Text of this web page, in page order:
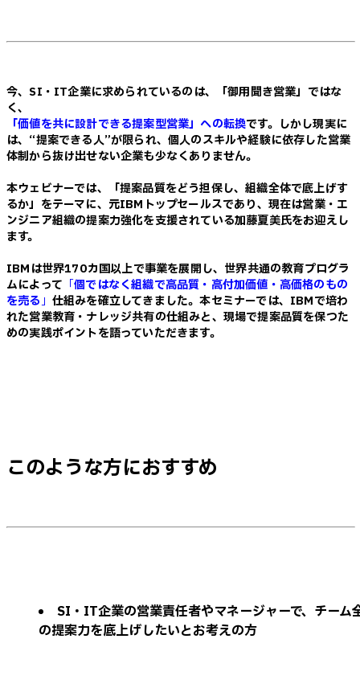
今、SI・IT企業に求められているのは、「御用聞き営業」ではな
く、
「価値を共に設計できる提案型営業」への転換です。しかし現実に
は、“提案できる人”が限られ、個人のスキルや経験に依存した営業
体制から抜け出せない企業も少なくありません。
本ウェビナーでは、「提案品質をどう担保し、組織全体で底上げす
るか」をテーマに、元IBMトップセールスであり、現在は営業・エ
ンジニア組織の提案力強化を支援されている加藤夏美氏をお迎えし
ます。
IBMは世界170カ国以上で事業を展開し、世界共通の教育プログラ
ムによって 「個ではなく組織で高品質・高付加価値・高価格のもの
を売る」 仕組みを確立してきました。本セミナーでは、IBMで培わ
れた営業教育・ナレッジ共有の仕組みと、現場で提案品質を保つた
めの実践ポイントを語っていただきます。
このような方におすすめ
SI・IT企業の営業責任者やマネージャーで、チーム
の提案力を底上げしたいとお考えの方